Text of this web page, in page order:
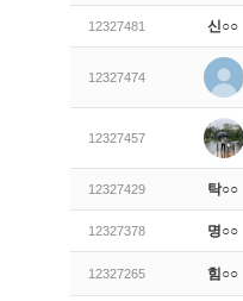
12327481 신○○
12327474
12327457
12327429 탁○○
12327378 명○○
12327265 힘○○